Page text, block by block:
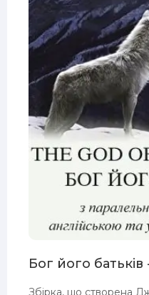
Бог його
Збірка, що створена